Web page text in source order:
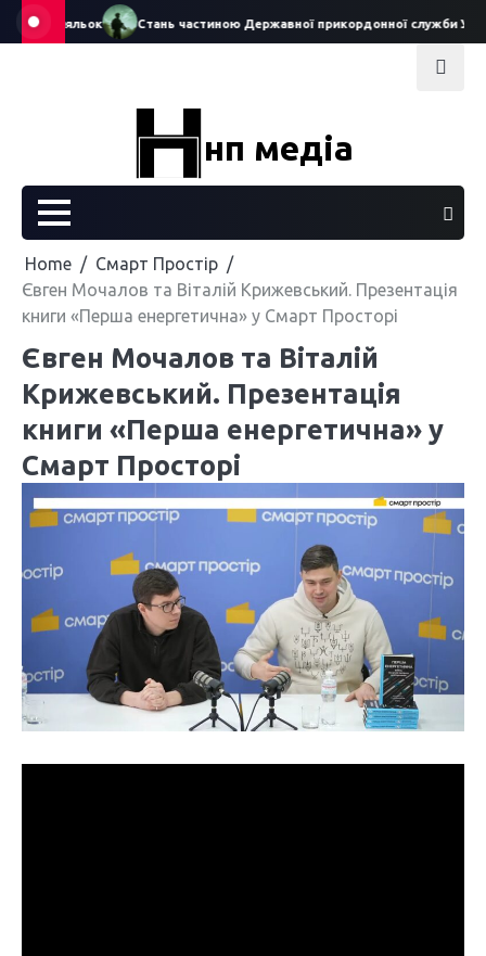
Skip
ляльок Стань частиною Державної прикордонної служби України
нп медіа
Home
Смарт Простір
Євген Мочалов та Віталій Крижевський. Презентація
книги «Перша енергетична» у Смарт Просторі
Євген Мочалов та Віталій
Крижевський. Презентація
книги «Перша енергетична» у
Смарт Просторі